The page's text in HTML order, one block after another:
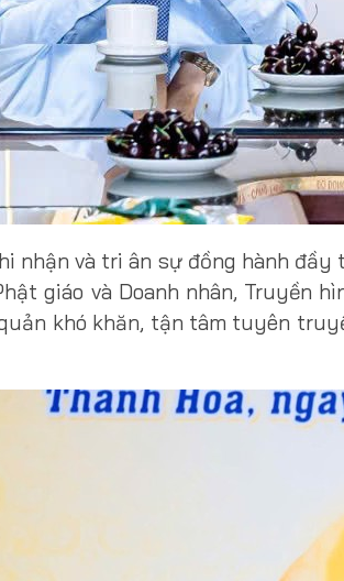
nhận và tri ân sự đồng hành đầy
giáo và Doanh nhân, Truyền
khó khăn, tận tâm tuyên